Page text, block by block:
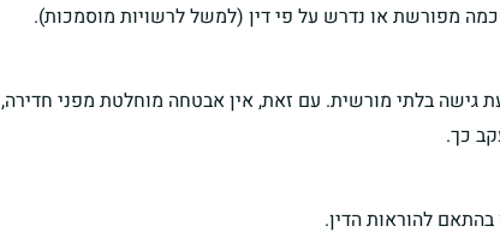
מפורשת או נדרש על פי דין (למשל לרשויות מוסמכות).
גישה בלתי מורשית. עם זאת, אין אבטחה מוחלטת מפני חדירה,
כך.
להוראות הדין.